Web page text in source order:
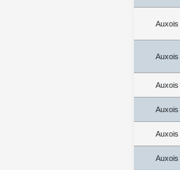
Auxois
Auxois
Auxois
Auxois
Auxois
Auxois